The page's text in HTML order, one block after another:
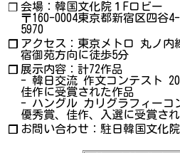
❐ 会場：韓国文化院１Fロビー
〒160-0004東京都新宿区四
5970
❐ アクセス：東京メトロ 丸ノ内
宿御苑方向に徒歩5分
❐ 展示内容：計72作品
- 韓日交流 作文コンテスト
佳作に受賞された作品
- ハングル カリグラフィーコ
優秀賞、佳作、入選に受賞さ
❐ お問い合わせ：駐日韓国文化